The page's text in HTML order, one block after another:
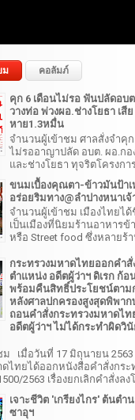
ม คอลัมภ์
คุก 6 เดือนไม่รอ ฟันปลัดอบ
วางท่อ พ่วงผอ.ช่างโยธา เสีย
หาย1.3หมื่น
จำนวนผู้เข้าชม ศาลสั่งจำคุก
ไม่รออาญาปลัด อบต. ผอ.กอ
และช่างโยธา ทุจริตโครงการ
ขนมเบื้องคุณตา-ข้าวมันป้าเ
อร่อยริมทาง@ลำปางหนาเจ้
จำนวนผู้เข้าชม เมืองไทยได้
เป็นเมืองที่นิยมร้านอาหารข้
หรือ Street food ซึ่งหลายร้า
กระทรวงมหาดไทยออกคำ
ตำแหน่ง อดีตผู้ว่าฯ ดิเรก ก้อ
พร้อมคืนสิทธิ์ประโยชน์ตาม
หลังศาลปกครองสูงสุดพิพาก
ถอนคำสั่งกระทรวงมหาดไท
อดีตผู้ว่าฯ ไม่ได้กระทำผิดวินั
ม เมื่อวันที่ 17 มิถุนายน 2563
ดไทยได้ออกหนังสือคำสั่งกระ
2563 เรื่องยกเลิกคำสั่งลง
เจาะชีวิต 'เกรียงไกร' ต้นตำ
ซาอุฯ